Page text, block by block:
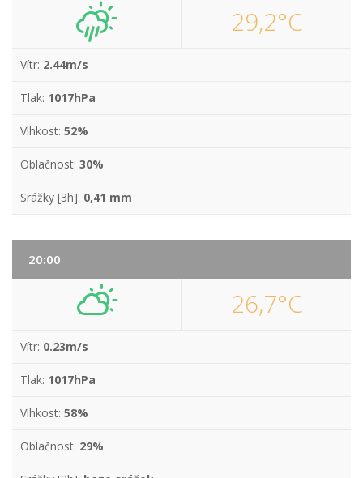
29,2°C
Vítr: 2.44m/s
Tlak: 1017hPa
Vlhkost: 52%
Oblačnost: 30%
Srážky [3h]: 0,41 mm
20:00
26,7°C
Vítr: 0.23m/s
Tlak: 1017hPa
Vlhkost: 58%
Oblačnost: 29%